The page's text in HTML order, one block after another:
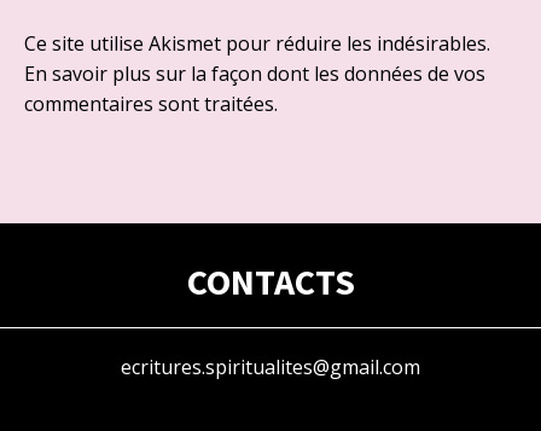
Ce site utilise Akismet pour réduire les indésirables.
En savoir plus sur la façon dont les données de vos
commentaires sont traitées.
CONTACTS
ecritures.spiritualites@gmail.com